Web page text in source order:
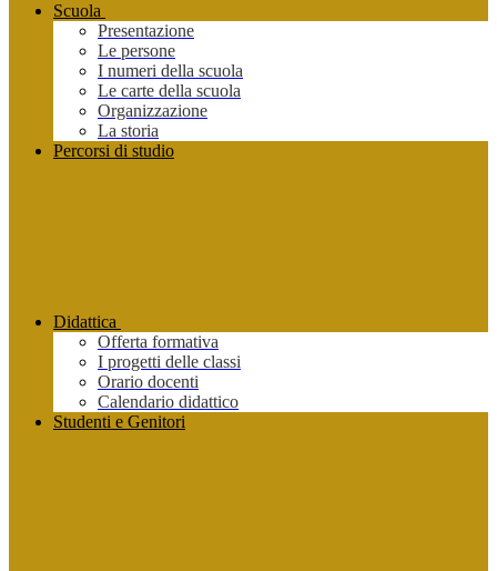
Scuola
Presentazione
Le persone
I numeri della scuola
Le carte della scuola
Organizzazione
La storia
Percorsi di studio
Didattica
Offerta formativa
I progetti delle classi
Orario docenti
Calendario didattico
Studenti e Genitori